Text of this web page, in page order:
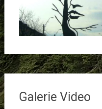
Galerie Video